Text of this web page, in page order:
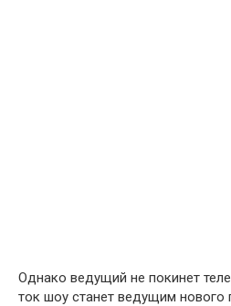
Однако ведущий не покинет
ток шоу станет ведущим нового